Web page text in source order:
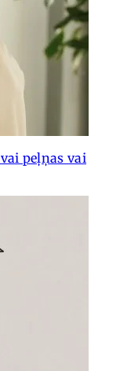
peļņas vai